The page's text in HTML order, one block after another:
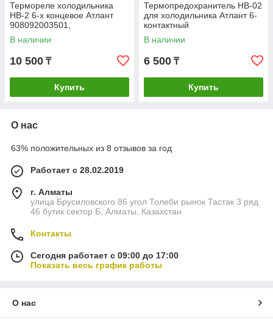
Термореле холодильника
НВ-2 6-х концевое Атлант
908092003501,
908092003500, 02092016
Оригинал
В наличии
10 500 ₸
Купить
Термопредохранитель HB-02
для холодильника Атлант 6-
контактный
В наличии
6 500 ₸
Купить
О нас
63% положительных из 8 отзывов за год
Работает с 28.02.2019
г. Алматы
улица Брусиловского 86 угол Толеби рынок Тастак 3 ряд
46 бутик сектор Б, Алматы, Казахстан
Контакты
Сегодня работает с 09:00 до 17:00
Показать весь график работы
О нас